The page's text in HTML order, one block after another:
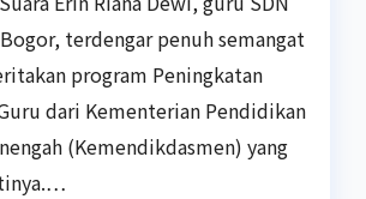
terdengar penuh semangat
program Peningkatan
dari Kementerian Pendidikan
(Kemendikdasmen) yang